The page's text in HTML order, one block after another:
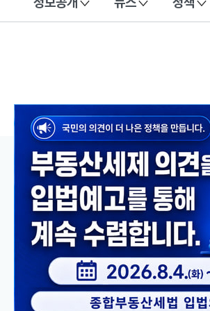
이 누리집은 대한민국 공식 전자정부 누리집입
메인 콘텐츠